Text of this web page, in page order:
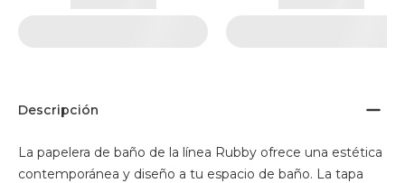
Descripción
La papelera de baño de la línea Rubby ofrece una estética
contemporánea y diseño a tu espacio de baño. La tapa